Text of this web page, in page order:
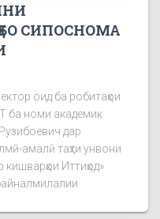
СИПОСНОМА
оид ба робитаҳои
ба номи академик
дар
амалӣ таҳти унвони
Иттиҳод»